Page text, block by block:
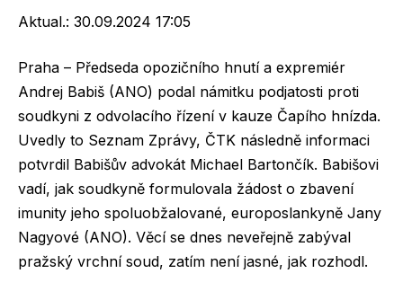
Aktual.: 30.09.2024 17:05
Praha – Předseda opozičního hnutí a expremiér
Andrej Babiš (ANO) podal námitku podjatosti proti
soudkyni z odvolacího řízení v kauze Čapího hnízda.
Uvedly to Seznam Zprávy, ČTK následně informaci
potvrdil Babišův advokát Michael Bartončík. Babišovi
vadí, jak soudkyně formulovala žádost o zbavení
imunity jeho spoluobžalované, europoslankyně Jany
Nagyové (ANO). Věcí se dnes neveřejně zabýval
pražský vrchní soud, zatím není jasné, jak rozhodl.